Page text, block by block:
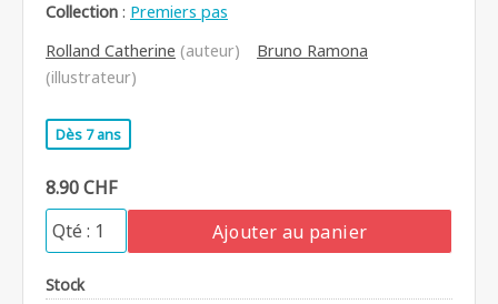
Collection : Premiers pas
Rolland Catherine (auteur)
Bruno Ramona
(illustrateur)
Dès 7 ans
8.90 CHF
Ajouter au panier
Stock